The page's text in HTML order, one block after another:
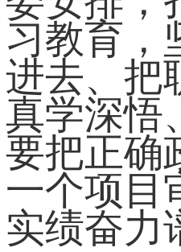
习教育，
进去、把
真学深悟
要把正确
一个项目
实绩奋力